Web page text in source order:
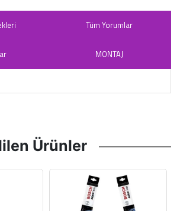
Tüm Yorumlar
MONTAJ
Ürünler